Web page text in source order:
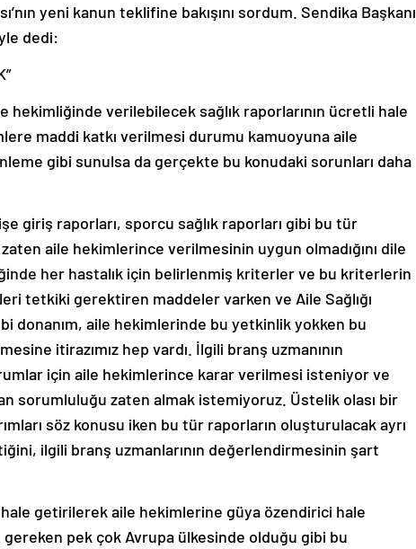
yeni kanun teklifine bakışını sordum. Sendika Başkanı
dedi:
hekimliğinde verilebilecek sağlık raporlarının ücretli hale
maddi katkı verilmesi durumu kamuoyuna aile
gibi sunulsa da gerçekte bu konudaki sorunları daha
giriş raporları, sporcu sağlık raporları gibi bu tür
aile hekimlerince verilmesinin uygun olmadığını dile
her hastalık için belirlenmiş kriterler ve bu kriterlerin
tetkiki gerektiren maddeler varken ve Aile Sağlığı
donanım, aile hekimlerinde bu yetkinlik yokken bu
itirazımız hep vardı. İlgili branş uzmanının
için aile hekimlerince karar verilmesi isteniyor ve
sorumluluğu zaten almak istemiyoruz. Üstelik olası bir
söz konusu iken bu tür raporların oluşturulacak ayrı
ilgili branş uzmanlarının değerlendirmesinin şart
getirilerek aile hekimlerine güya özendirici hale
gereken pek çok Avrupa ülkesinde olduğu gibi bu